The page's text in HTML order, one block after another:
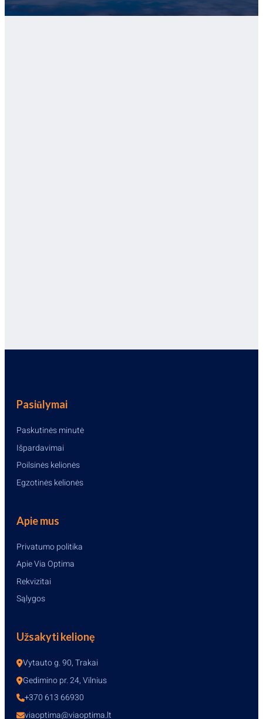
Pasiūlymai
Paskutinės minutė
Išpardavimai
Poilsinės kelionės
Egzotinės kelionės
Apie mus
Privatumo politika
Apie Via Optima
Rekvizitai
Sąlygos
Užsakyti kelionę
Vytauto g. 90, Trakai
Gedimino pr. 24, Vilnius
+370 613 66930
viaoptima@viaoptima.lt